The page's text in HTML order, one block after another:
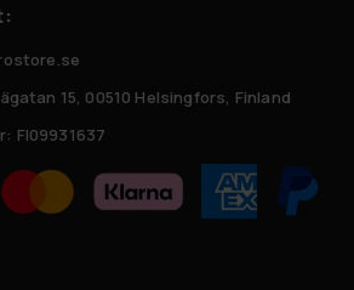
15, 00510 Helsingfors, Finland
FI09931637